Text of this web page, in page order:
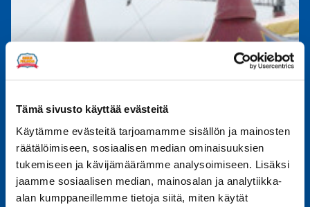
Tämä sivusto käyttää evästeitä
Käytämme evästeitä tarjoamamme sisällön ja mainosten
räätälöimiseen, sosiaalisen median ominaisuuksien
tukemiseen ja kävijämäärämme analysoimiseen. Lisäksi
jaamme sosiaalisen median, mainosalan ja analytiikka-
alan kumppaneillemme tietoja siitä, miten käytät
3.4.2024 | Etelä Uuusimaa
Sirkus saapuu taas kaupunkiin